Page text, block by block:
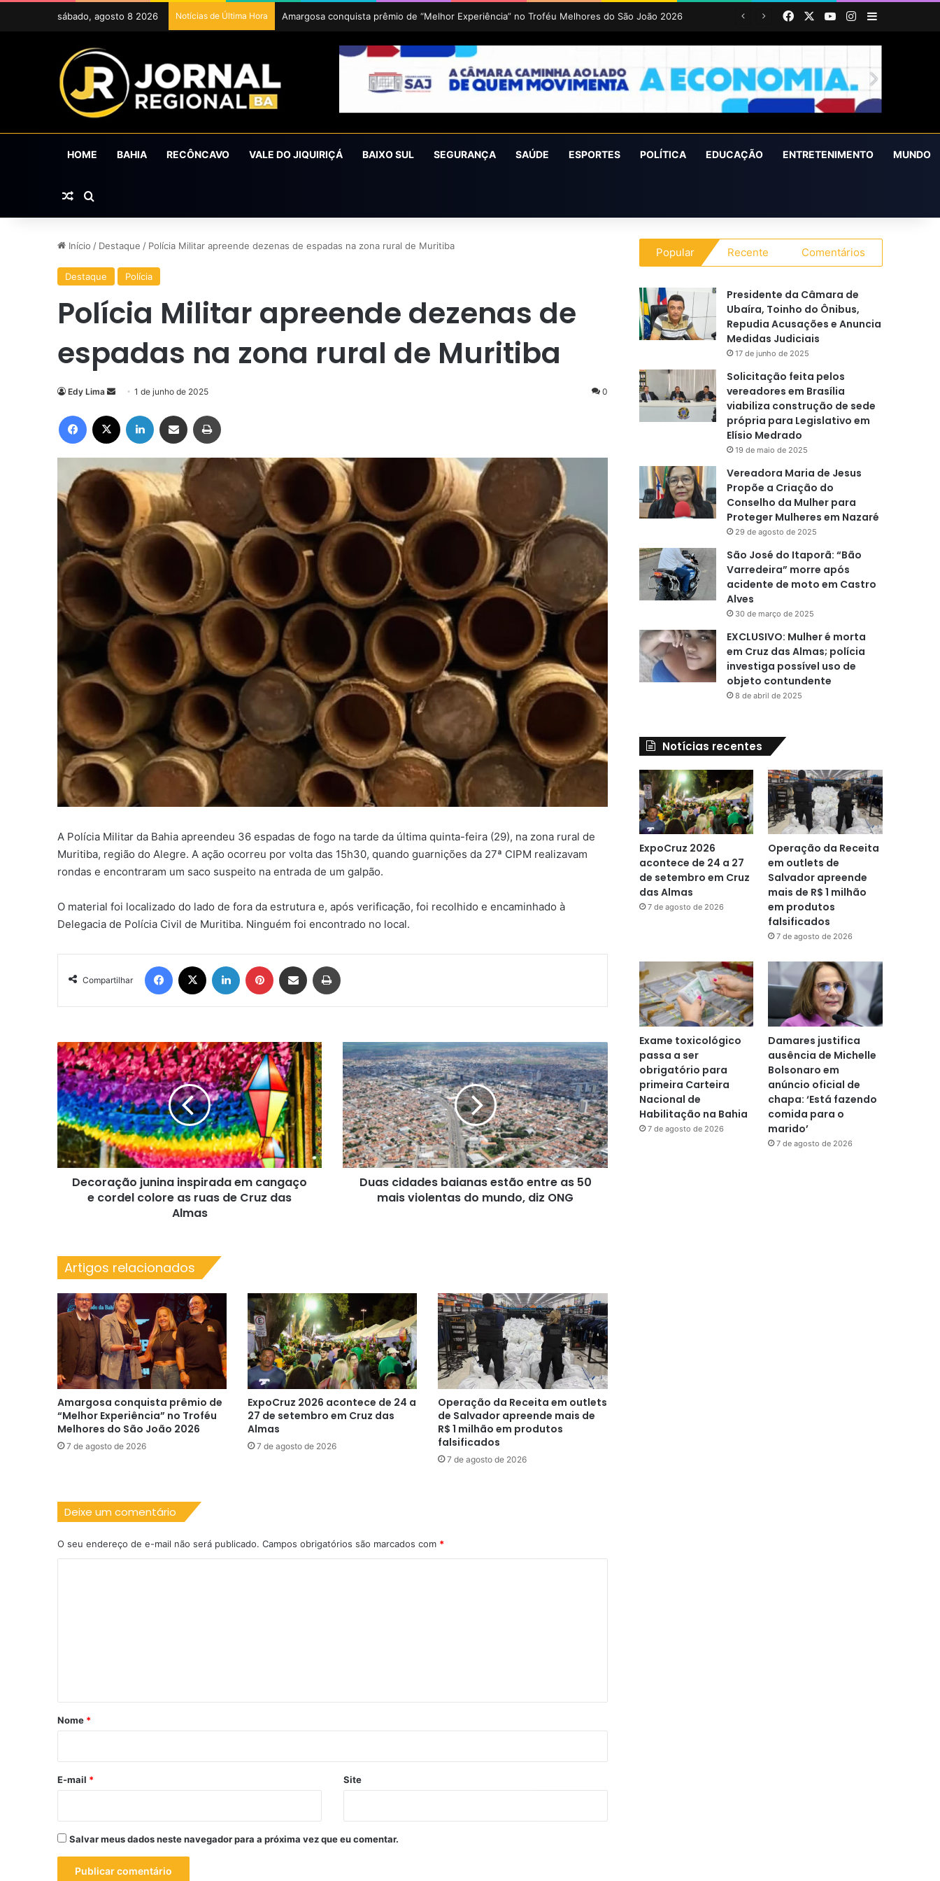
sábado, agosto 8 2026 Notícias de Última Hora ExpoCruz 2026 acontece de 24 a 27 de setembro em Cruz das Almas FacebookYouTubeInstagram
Barra
HOME BAHIA RECÔNCAVO VALE DO JIQUIRIÇÁ BAIXO SUL SEGURANÇA SAÚDE ESPORTES POLÍTICA EDUCAÇÃO ENTRETENIMENTO MUNDO
Artigo aleatório
Procurar por
Início / Destaque / Polícia Militar apreende dezenas de espadas na zona rural de Muritiba
Destaque Polícia
Polícia Militar apreende dezenas de
espadas na zona rural de Muritiba
Edy Lima
Mande
e-
mail
1 de junho de 2025 0
Facebook Linkedin Compartilhar via e-mail
A Polícia Militar da Bahia apreendeu 36 espadas de fogo na tarde da última quinta-feira (29), na zona rural de
Muritiba, região do Alegre. A ação ocorreu por volta das 15h30, quando guarnições da 27ª CIPM realizavam
rondas e encontraram um saco suspeito na entrada de um galpão.
O material foi localizado do lado de fora da estrutura e, após verificação, foi recolhido e encaminhado à
Delegacia de Polícia Civil de Muritiba. Ninguém foi encontrado no local.
Compartilhar
Facebook Linkedin Pinterest Compartilhar via e-mail
Decoração
junina
inspirada
em
cangaço
e
cordel
colore
as
ruasDecoração junina inspirada em cangaço
e cordel colore as ruas de Cruz das
Almas
Duas
cidades
baianas
estão
entre
as
50
mais
violentas
Duas cidades baianas estão entre as 50
mais violentas do mundo, diz ONG
Artigos relacionados
Amargosa conquista prêmio de
“Melhor Experiência” no Troféu
Melhores do São João 2026
7 de agosto de 2026
ExpoCruz 2026 acontece de 24 a
27 de setembro em Cruz das
Almas
7 de agosto de 2026
Operação da Receita em outlets
de Salvador apreende mais de
R$ 1 milhão em produtos
falsificados
7 de agosto de 2026
Deixe um comentário
O seu endereço de e-mail não será publicado. Campos obrigatórios são marcados com *
r
*
Nome *
E-mail * Site
Salvar meus dados neste navegador para a próxima vez que eu comentar.
Popular Recente Comentários
Presidente da Câmara de
Ubaíra, Toinho do Ônibus,
Repudia Acusações e Anuncia
Medidas Judiciais
17 de junho de 2025
Solicitação feita pelos
vereadores em Brasília
viabiliza construção de sede
própria para Legislativo em
Elísio Medrado
19 de maio de 2025
Vereadora Maria de Jesus
Propõe a Criação do
Conselho da Mulher para
Proteger Mulheres em Nazaré
29 de agosto de 2025
São José do Itaporã: “Bão
Varredeira” morre após
acidente de moto em Castro
Alves
30 de março de 2025
EXCLUSIVO: Mulher é morta
em Cruz das Almas; polícia
investiga possível uso de
objeto contundente
8 de abril de 2025
Notícias recentes
ExpoCruz 2026
acontece de 24 a 27
de setembro em Cruz
das Almas
7 de agosto de 2026
Operação da Receita
em outlets de
Salvador apreende
mais de R$ 1 milhão
em produtos
falsificados
7 de agosto de 2026
Exame toxicológico
passa a ser
obrigatório para
primeira Carteira
Nacional de
Habilitação na Bahia
7 de agosto de 2026
Damares justifica
ausência de Michelle
Bolsonaro em
anúncio oficial de
chapa: ‘Está fazendo
comida para o
marido’
7 de agosto de 2026